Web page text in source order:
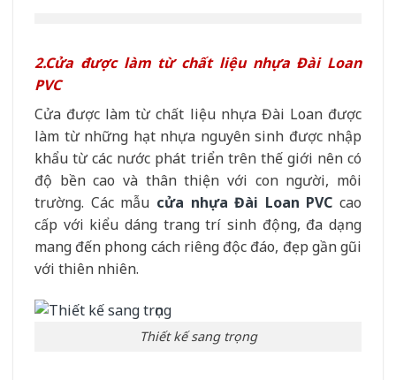
2.Cửa được làm từ chất liệu nhựa Đài Loan
PVC
Cửa được làm từ chất liệu nhựa Đài Loan được
làm từ những hạt nhựa nguyên sinh được nhập
khẩu từ các nước phát triển trên thế giới nên có
độ bền cao và thân thiện với con người, môi
trường. Các mẫu cửa nhựa Đài Loan PVC cao
cấp với kiểu dáng trang trí sinh động, đa dạng
mang đến phong cách riêng độc đáo, đẹp gần gũi
với thiên nhiên.
Thiết kế sang trọng